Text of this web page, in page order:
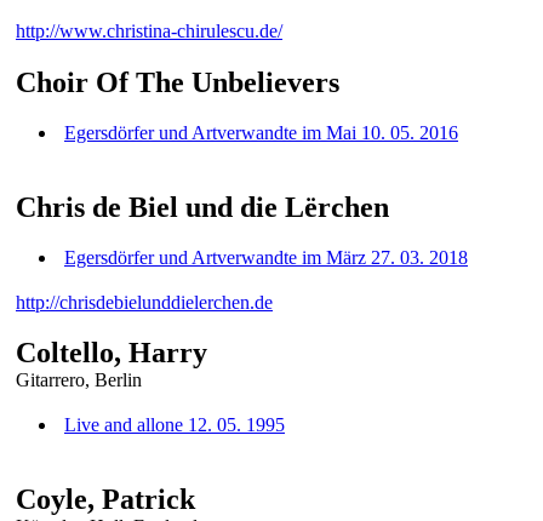
http://www.christina-chirulescu.de/
Choir Of The Unbelievers
Egersdörfer und Artverwandte im Mai 10. 05. 2016
Chris de Biel und die Lërchen
Egersdörfer und Artverwandte im März 27. 03. 2018
http://chrisdebielunddielerchen.de
Coltello, Harry
Gitarrero, Berlin
Live and allone 12. 05. 1995
Coyle, Patrick